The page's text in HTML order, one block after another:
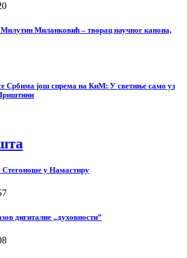
Миланковић – творац научног канона,
Србима још спрема на КиМ: У светиње само уз
у Намастиру
дигиталне „духовности”